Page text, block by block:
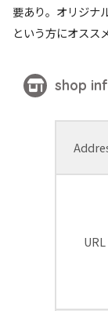
要あり。オリジナ
という方にオスス
shop
URL